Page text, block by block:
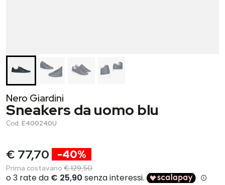
Nero Giardini
Sneakers da uomo blu
Cod: E400240U
€ 77,70 -40%
Prima costavano € 129,50